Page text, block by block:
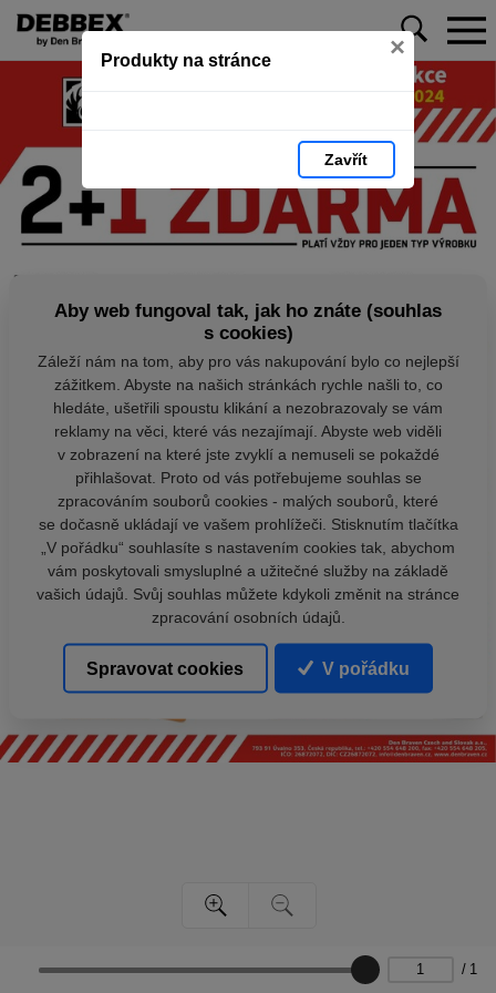
Produkty na stránce ×
Zavřít
/ 1
Aby web fungoval tak, jak ho znáte (souhlas
s cookies)
Záleží nám na tom, aby pro vás nakupování bylo co nejlepší
zážitkem. Abyste na našich stránkách rychle našli to, co
hledáte, ušetřili spoustu klikání a nezobrazovaly se vám
reklamy na věci, které vás nezajímají. Abyste web viděli
v zobrazení na které jste zvyklí a nemuseli se pokaždé
přihlašovat. Proto od vás potřebujeme souhlas se
zpracováním souborů cookies - malých souborů, které
se dočasně ukládají ve vašem prohlížeči. Stisknutím tlačítka
„V pořádku“ souhlasíte s nastavením cookies tak, abychom
vám poskytovali smysluplné a užitečné služby na základě
vašich údajů. Svůj souhlas můžete kdykoli změnit na stránce
zpracování osobních údajů.
Spravovat cookies V pořádku